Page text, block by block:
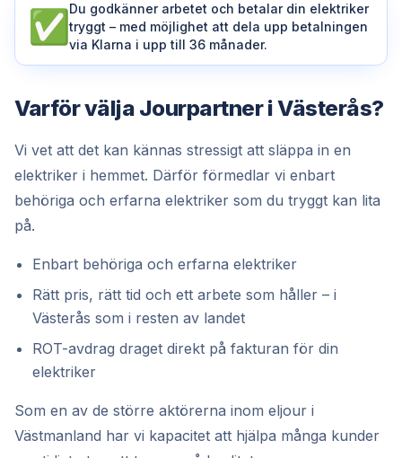
Du godkänner arbetet och betalar din elektriker
tryggt – med möjlighet att dela upp betalningen
via Klarna i upp till 36 månader.
Varför välja Jourpartner i Västerås?
Vi vet att det kan kännas stressigt att släppa in en
elektriker i hemmet. Därför förmedlar vi enbart
behöriga och erfarna elektriker som du tryggt kan lita
på.
Enbart behöriga och erfarna elektriker
Rätt pris, rätt tid och ett arbete som håller – i
Västerås som i resten av landet
ROT-avdrag draget direkt på fakturan för din
elektriker
Som en av de större aktörerna inom eljour i
Västmanland har vi kapacitet att hjälpa många kunder